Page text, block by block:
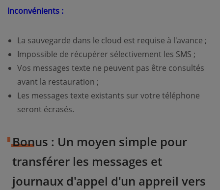
Inconvénients :
La sauvegarde dans le cloud est requise à l'avance ;
Impossible de récupérer sélectivement les SMS ;
Vos messages texte ne peuvent pas être consultés
avant la restauration ;
Les messages texte existants sur votre téléphone
seront écrasés.
Bonus : Un moyen simple pour
transférer les messages et
journaux d'appel d'un appreil vers